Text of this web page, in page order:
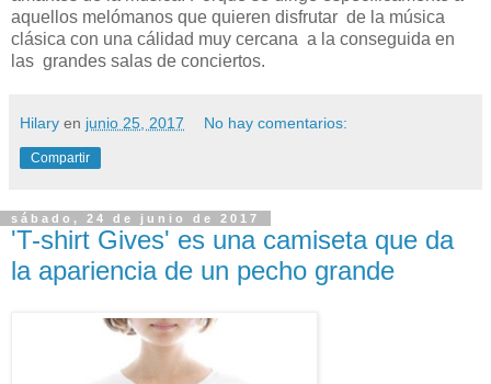
aquellos melómanos que quieren disfrutar de la música
clásica con una cálidad muy cercana a la conseguida en
las grandes salas de conciertos.
Hilary en junio 25, 2017 No hay comentarios:
Compartir
sábado, 24 de junio de 2017
'T-shirt Gives' es una camiseta que da
la apariencia de un pecho grande